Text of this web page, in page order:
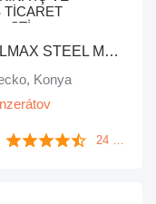
SOLMAX STEEL MAKİNA İÇ VE DIŞ TİCARET LTD. ŞTİ.
Konya
24 recenzií